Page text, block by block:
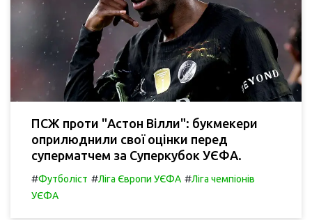
ПСЖ проти "Астон Вілли": букмекери
оприлюднили свої оцінки перед
суперматчем за Суперкубок УЄФА.
#Футболіст #Ліга Європи УЄФА #Ліга чемпіонів
УЄФА